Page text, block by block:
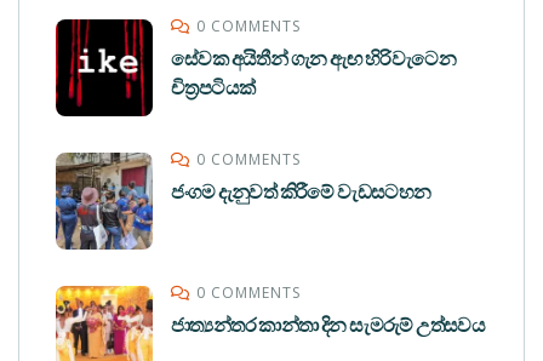
0 COMMENTS
සේවක අයිතීන් ගැන ඇඟ හිරිවැටෙන
චිත්‍රපටියක්
0 COMMENTS
ජංගම දැනුවත් කිරීමේ වැඩසටහන
0 COMMENTS
ජාත්‍යන්තර කාන්තා දින සැමරුම් උත්සවය